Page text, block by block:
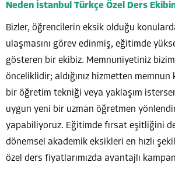
Neden İstanbul Türkçe Özel Ders
Bizler, öğrencilerin eksik olduğu
ulaşmasını görev edinmiş, eğitimde
gösteren bir ekibiz. Memnuniyetiniz
önceliklidir; aldığınız hizmetten memnun
bir öğretim tekniği veya yaklaşım
uygun yeni bir uzman öğretmen
yapabiliyoruz. Eğitimde fırsat eşitliğini
dönemsel akademik eksikleri en hızlı
özel ders fiyatlarımızda avantajlı